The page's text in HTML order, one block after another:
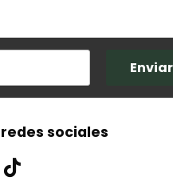
Enviar
sociales